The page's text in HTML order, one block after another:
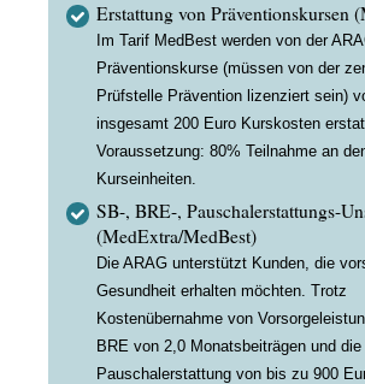
Erstattung von Präventionskursen
Im Tarif MedBest werden von der
Präventionskurse (müssen von der
Prüfstelle Prävention lizenziert sein)
insgesamt 200 Euro Kurskosten
Voraussetzung: 80% Teilnahme an
Kurseinheiten.
SB-, BRE-, Pauschalerstattungs-
(MedExtra/MedBest)
Die ARAG unterstützt Kunden, die
Gesundheit erhalten möchten. Trotz
Kostenübernahme von
BRE von 2,0 Monatsbeiträgen und
Pauschalerstattung von bis zu 900